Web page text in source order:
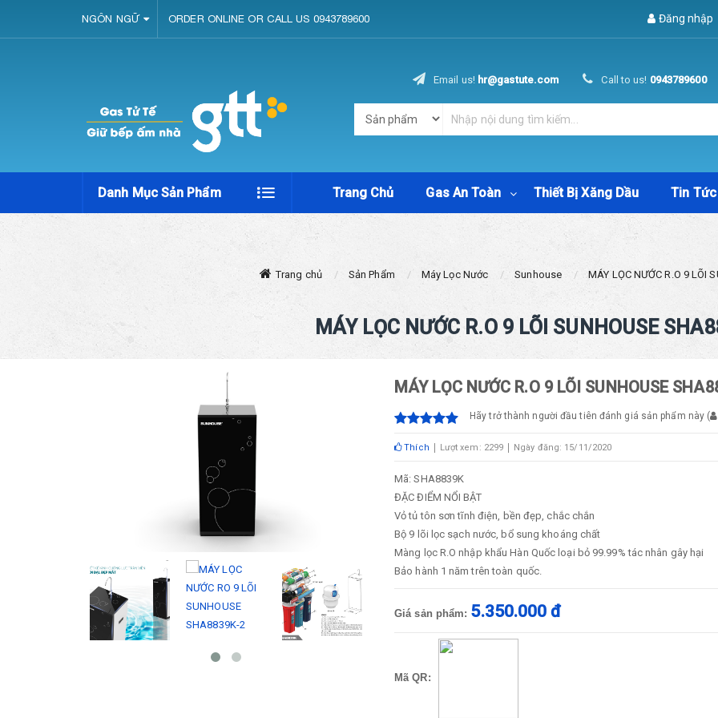
NGÔN NGỮ ORDER ONLINE OR CALL US 0943789600 Đăng nhập
Email us! hr@gastute.com Call to us! 0943789600
Danh Mục Sản Phẩm Trang Chủ Gas An Toàn Thiết Bị Xăng Dầu Tin Tức
Trang chủ Sản Phẩm Máy Lọc Nước Sunhouse MÁY LỌC NƯỚC R.O 9 LÕI
MÁY LỌC NƯỚC R.O 9 LÕI SUNHOUSE
MÁY LỌC NƯỚC R.O 9 LÕI SUNHOUSE
Hãy trở thành người đầu tiên đánh giá sản phẩm này (
Thích Lượt xem: 2299 Ngày đăng: 15/11/2020
Mã: SHA8839K
ĐẶC ĐIỂM NỔI BẬT
Vỏ tủ tôn sơn tĩnh điện, bền đẹp, chắc chắn
Bộ 9 lõi lọc sạch nước, bổ sung khoáng chất
Màng lọc R.O nhập khẩu Hàn Quốc loại bỏ 99.99% tác nhân gây hại
Bảo hành 1 năm trên toàn quốc.
Giá sản phẩm: 5.350.000 đ
Mã QR: